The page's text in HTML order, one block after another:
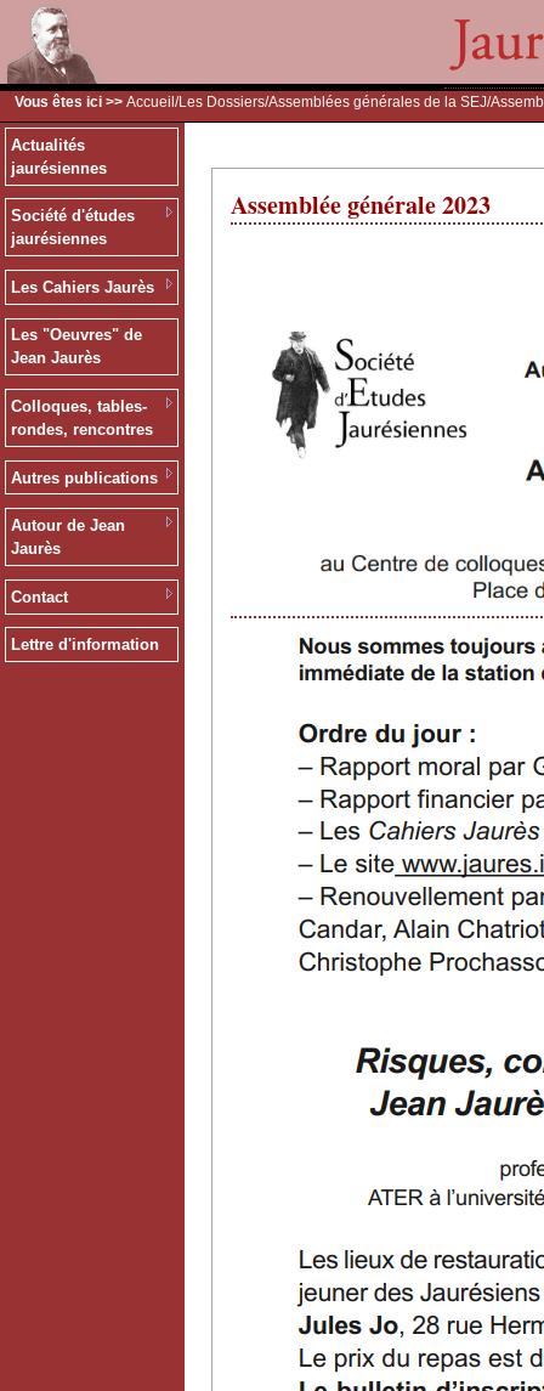
Vous êtes ici >> Accueil /Les Dossiers/Assemblées générales de la SEJ/
Actualités
jaurésiennes
Société d'études
jaurésiennes
Les Cahiers Jaurès
Les "Oeuvres" de
Jean Jaurès
Colloques, tables-
rondes, rencontres
Autres publications
Autour de Jean
Jaurès
Contact
Lettre d'information
Assemblée générale 2023